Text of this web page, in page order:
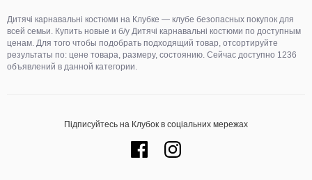
Дитячі карнавальні костюми на Клубке — клубе безопасных покупок для
всей семьи. Купить новые и б/у Дитячі карнавальні костюми по доступным
ценам. Для того чтобы подобрать подходящий товар, отсортируйте
результаты по: цене товара, размеру, состоянию. Сейчас доступно 1236
объявлений в данной категории.
Підписуйтесь на Клубок в соціальних мережах